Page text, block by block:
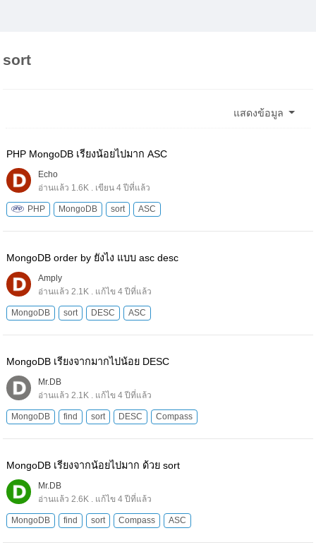
sort
แสดงข้อมูล
PHP MongoDB เรียงน้อยไปมาก ASC
Echo
อ่านแล้ว 1.6K . เขียน 4 ปีที่แล้ว
PHP MongoDB sort ASC
MongoDB order by ยังไง แบบ asc desc
Amply
อ่านแล้ว 2.1K . แก้ไข 4 ปีที่แล้ว
MongoDB sort DESC ASC
MongoDB เรียงจากมากไปน้อย DESC
Mr.DB
อ่านแล้ว 2.1K . แก้ไข 4 ปีที่แล้ว
MongoDB find sort DESC Compass
MongoDB เรียงจากน้อยไปมาก ด้วย sort
Mr.DB
อ่านแล้ว 2.6K . แก้ไข 4 ปีที่แล้ว
MongoDB find sort Compass ASC